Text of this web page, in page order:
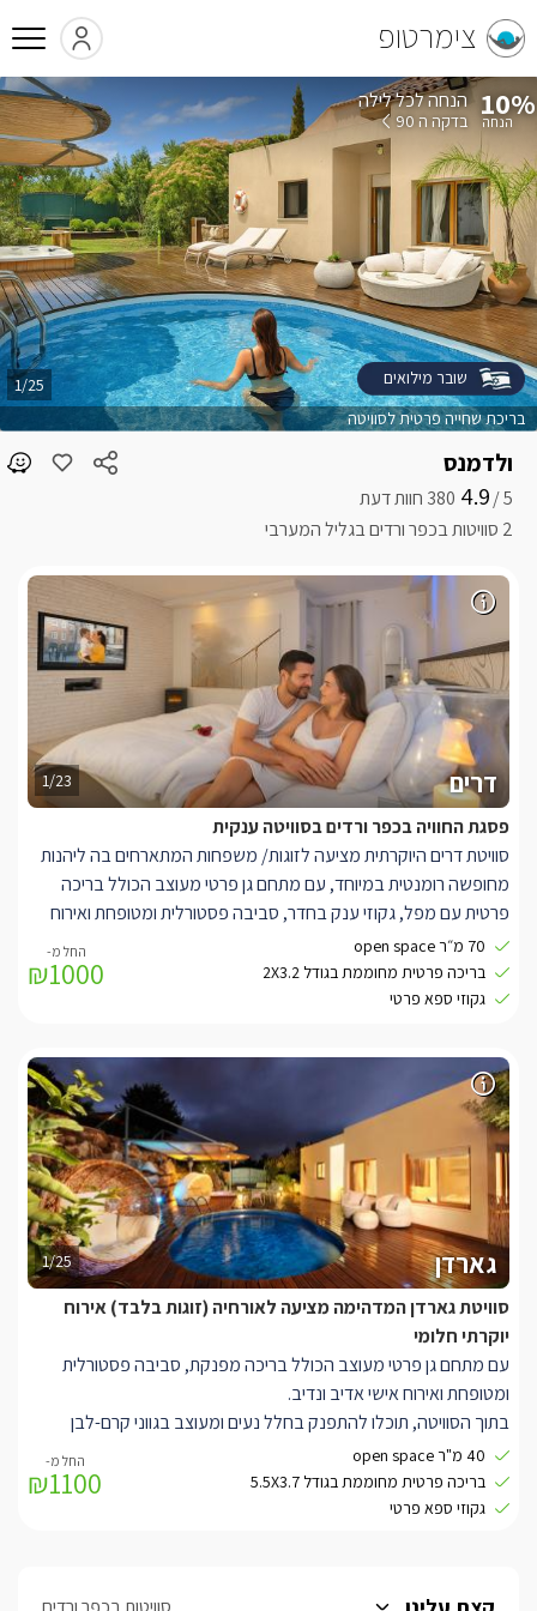
צימרטופ
ולדמנס
5 /
4.9
2 סוויטות בכפר ורדים בגליל המערבי
בריכת שחייה פרטית לסוויטה
1/25
10% הנחה לכל לילה
בדקה ה 90
שובר מילואים
1/25 גארדן
סוויטת גארדן המדהימה מציעה לאורחיה (זוגות בלבד) אירוח
יוקרתי חלומי
עם מתחם גן פרטי מעוצב הכולל בריכה מפנקת, סביבה פסטורלית
ומטופחת ואירוח אישי אדיב ונדיב.
בתוך הסוויטה, תוכלו להתפנק בחלל נעים ומעוצב בגווני קרם-לבן
בנוסף מחכה לכם בסוויטה מיטה מפוארת בעלת מזרן איכותי עם שכבת
לטקס, אמבט Free Standing המשקיף אל הגן הפרטי, חוויית צפייה
הגן הפרטי לסוויטה בנוי על דק גדול הנושק לצמחייה ירוקה ושופעת,
40 מ"ר open space
בריכה פרטית מחוממת בגודל 5.5X3.7
גקוזי ספא פרטי
₪1100
1/23 דרים
פסגת החוויה בכפר ורדים בסוויטה ענקית
סוויטת דרים היוקרתית מציעה לזוגות/ משפחות המתארחים בה ליהנות
מחופשה רומנטית במיוחד, עם מתחם גן פרטי מעוצב הכולל בריכה
פרטית עם מפל, גקוזי ענק בחדר, סביבה פסטורלית ומטופחת ואירוח
אישי אדיב ונדיב.
בתוך הסוויטה, תוכלו להתפנק בחלל נעים ומעוצב בגווני קרם-לבן,
הכולל מיטה ענקית מפוארת בעלת מזרן איכותי עם שכבת לטקס, חדר
בטכנולוגיית HD, ממיר הקלטה וספריית סרטים עשירה לצפייה ב
SMARTTV בגודל 50 אינצ' מטבחון מעוצב הכולל מיני בר.
מתחם הגן של הסוויטה הינו פרטי רק לכם ובו תוכלו להתפנק בבריכת
שחייה חלומית המחוממת בחורף (חודשים אוקטובר- מאי). סביבה פינות
מנוחה רומנטיות.
* ניתן לעשות מנגל, יש להביא את כל הציוד הנדרש.
70 מ״ר open space
בריכה פרטית מחוממת בגודל 2X3.2
גקוזי ספא פרטי
₪1000